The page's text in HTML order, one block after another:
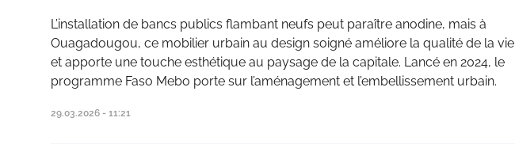
L’installation de bancs publics flambant neufs peut paraître anodine, mais à
Ouagadougou, ce mobilier urbain au design soigné améliore la qualité de la vie
et apporte une touche esthétique au paysage de la capitale. Lancé en 2024, le
programme Faso Mebo porte sur l’aménagement et l’embellissement urbain.
29.03.2026 - 11:21